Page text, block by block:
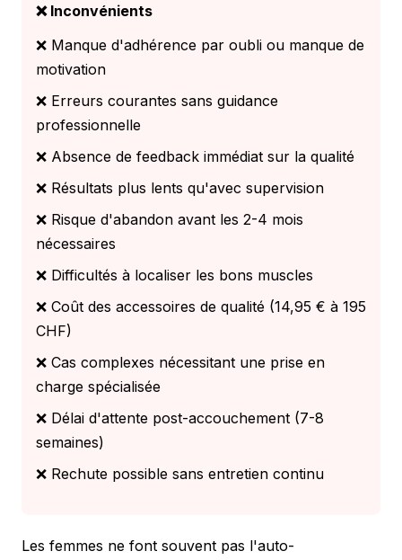
❌ Inconvénients
❌ Manque d'adhérence par oubli ou manque de
motivation
❌ Erreurs courantes sans guidance
professionnelle
❌ Absence de feedback immédiat sur la qualité
❌ Résultats plus lents qu'avec supervision
❌ Risque d'abandon avant les 2-4 mois
nécessaires
❌ Difficultés à localiser les bons muscles
❌ Coût des accessoires de qualité (14,95 € à 195
CHF)
❌ Cas complexes nécessitant une prise en
charge spécialisée
❌ Délai d'attente post-accouchement (7-8
semaines)
❌ Rechute possible sans entretien continu
Les femmes ne font souvent pas l'auto-